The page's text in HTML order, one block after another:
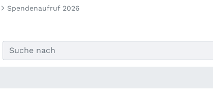
Spendenaufruf 2026